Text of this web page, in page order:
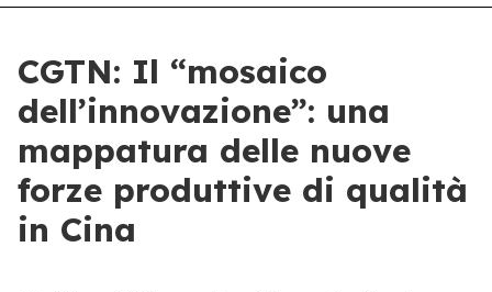
CGTN: Il “mosaico
dell’innovazione”: una
mappatura delle nuove
forze produttive di qualità
in Cina